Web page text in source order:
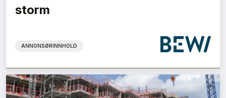
storm
ANNONSØRINNHOLD